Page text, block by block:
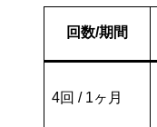
回数/期間
4回 / 1ヶ月